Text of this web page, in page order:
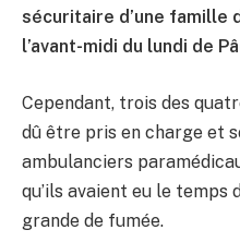
sécuritaire d’une famille
l’avant-midi du lundi de
Cependant, trois des
dû être pris en charge et
ambulanciers
qu’ils avaient eu le temps
grande de fumée.